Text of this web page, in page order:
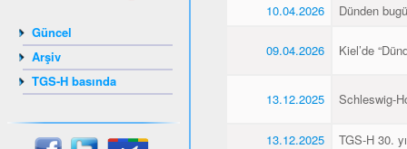
Güncel
Arşiv
TGS-H basında
10.04.2026 Dünden
09.04.2026 Kiel’de
13.12.2025 Schleswig-
13.12.2025
TGS-H 30.